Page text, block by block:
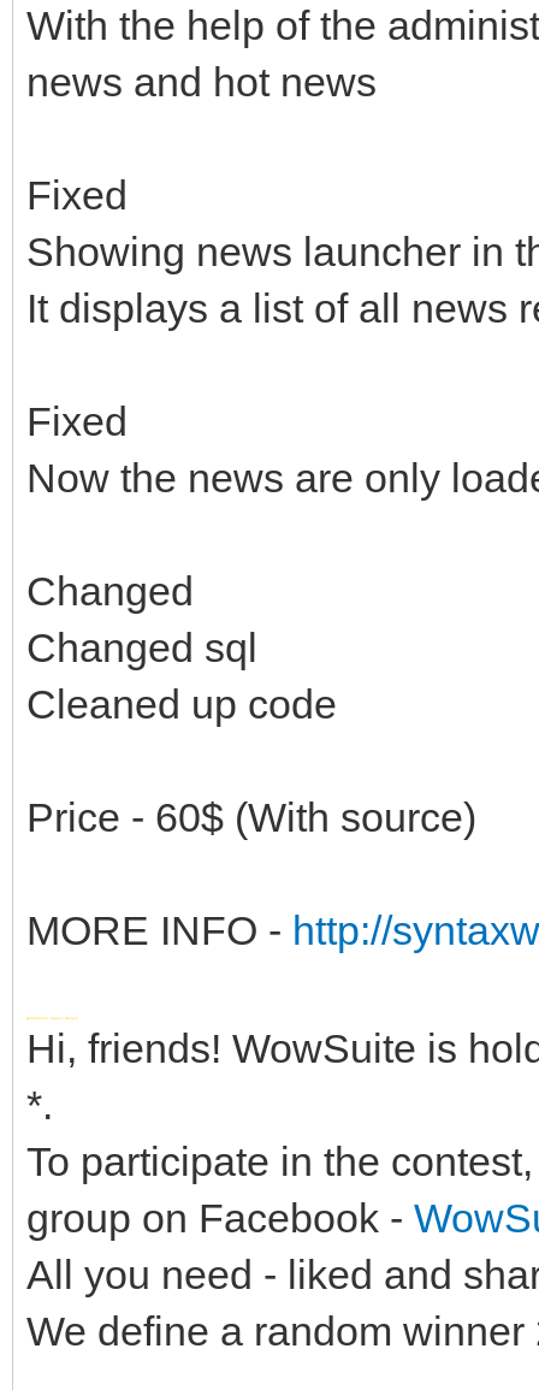
With the help of the
news and hot news
Fixed
Showing news launcher in
It displays a list of all news
Fixed
Now the news are only
Changed
Changed sql
Сleaned up code
Price - 60$ (With source)
MORE INFO - http://
Добавлено через 1 минуту
Hi, friends! WowSuite is
*.
To participate in the
group on Facebook -
All you need - liked and
We define a random winner